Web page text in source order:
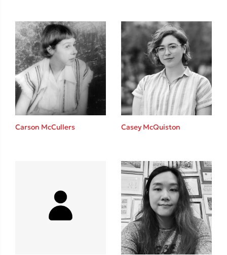
Sebastian Fitzek
Playlist
Στέφανος Ξενάκης
Το λεξικό της ζωής σου
Carson McCullers Casey McQuiston